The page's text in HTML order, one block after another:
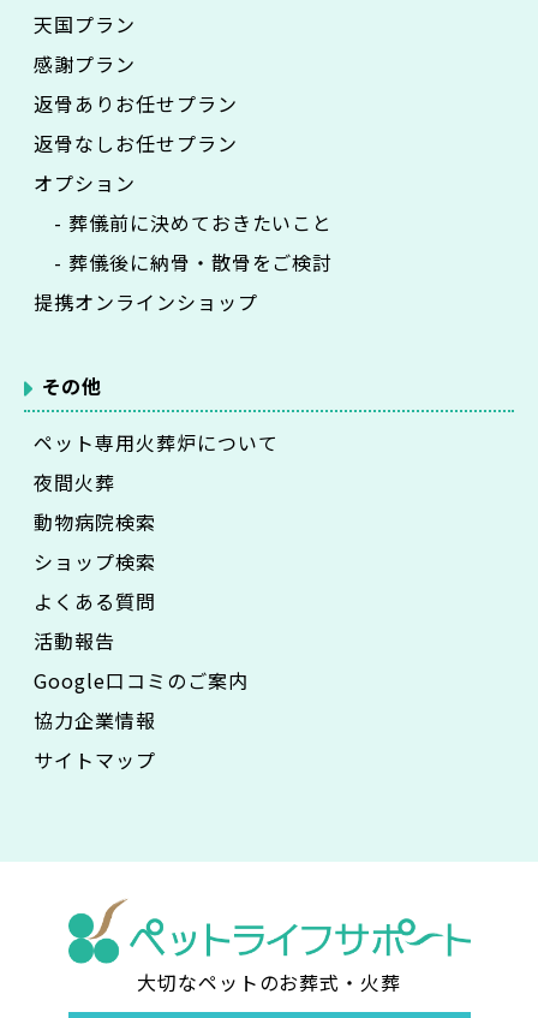
天国プラン
感謝プラン
返骨ありお任せプラン
返骨なしお任せプラン
オプション
- 葬儀前に決めておきたいこと
- 葬儀後に納骨・散骨をご検討
提携オンラインショップ
その他
ペット専用火葬炉について
夜間火葬
動物病院検索
ショップ検索
よくある質問
活動報告
Google口コミのご案内
協力企業情報
サイトマップ
大切なペットのお葬式・火葬